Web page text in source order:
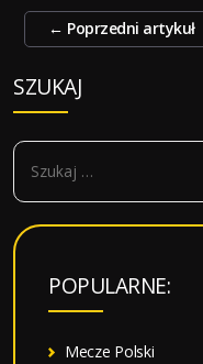
Zobacz
wpisy
← Poprzedni artykuł
SZUKAJ
S
k
POPULARNE:
Mecze Polski